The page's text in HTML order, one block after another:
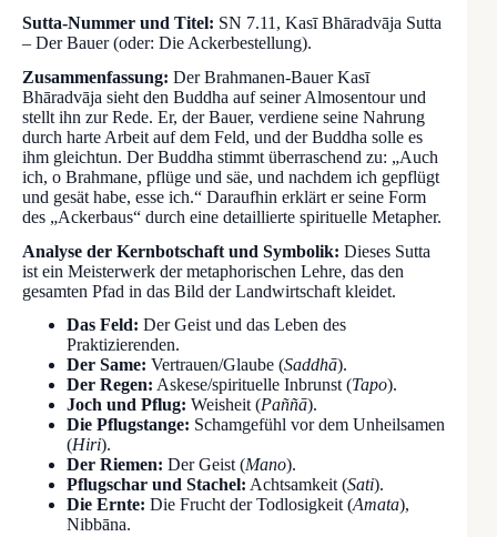
Sutta-Nummer und Titel: SN 7.11, Kasī Bhāradvāja Sutta
– Der Bauer (oder: Die Ackerbestellung).
Zusammenfassung: Der Brahmanen-Bauer Kasī
Bhāradvāja sieht den Buddha auf seiner Almosentour und
stellt ihn zur Rede. Er, der Bauer, verdiene seine Nahrung
durch harte Arbeit auf dem Feld, und der Buddha solle es
ihm gleichtun. Der Buddha stimmt überraschend zu: „Auch
ich, o Brahmane, pflüge und säe, und nachdem ich gepflügt
und gesät habe, esse ich.“ Daraufhin erklärt er seine Form
des „Ackerbaus“ durch eine detaillierte spirituelle Metapher.
Analyse der Kernbotschaft und Symbolik: Dieses Sutta
ist ein Meisterwerk der metaphorischen Lehre, das den
gesamten Pfad in das Bild der Landwirtschaft kleidet.
Das Feld: Der Geist und das Leben des
Praktizierenden.
Der Same: Vertrauen/Glaube (Saddhā).
Der Regen: Askese/spirituelle Inbrunst (Tapo).
Joch und Pflug: Weisheit (Paññā).
Die Pflugstange: Schamgefühl vor dem Unheilsamen
(Hiri).
Der Riemen: Der Geist (Mano).
Pflugschar und Stachel: Achtsamkeit (Sati).
Die Ernte: Die Frucht der Todlosigkeit (Amata),
Nibbāna.